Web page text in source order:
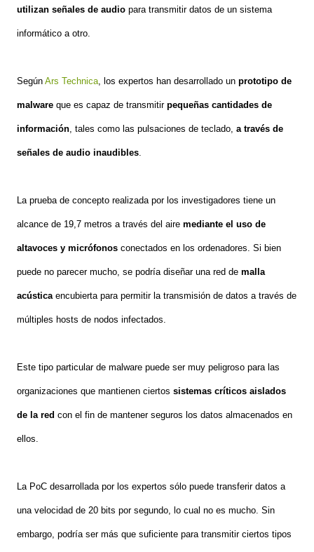
utilizan señales de audio para transmitir datos de un sistema
informático a otro.
Según Ars Technica, los expertos han desarrollado un prototipo de
malware que es capaz de transmitirpequeñas cantidades de
información, tales como las pulsaciones de teclado, a través de
señales de audio inaudibles.
La prueba de concepto realizada por los investigadores tiene un
alcance de 19,7 metros a través del aire mediante el uso de
altavoces y micrófonos conectados en los ordenadores. Si bien
puede no parecer mucho, se podría diseñar una red de malla
acústicaencubierta para permitir la transmisión de datos a través de
múltiples hosts de nodos infectados.
Este tipo particular de malware puede ser muy peligroso para las
organizaciones que mantienen ciertos sistemas críticos aislados
de la red con el fin de mantener seguros los datos almacenados en
ellos.
La PoC desarrollada por los expertos sólo puede transferir datos a
una velocidad de 20 bits por segundo, lo cual no es mucho. Sin
embargo, podría ser más que suficiente para transmitir ciertos tipos